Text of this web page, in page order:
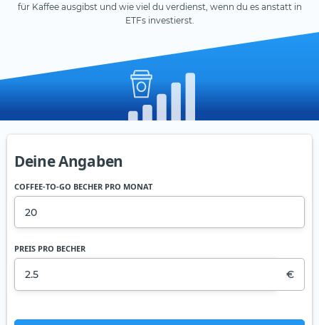
für Kaffee ausgibst und wie viel du verdienst, wenn du es anstatt in
ETFs investierst.
Deine Angaben
COFFEE-TO-GO BECHER PRO MONAT
PREIS PRO BECHER
€